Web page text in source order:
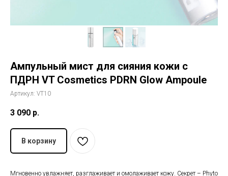
Ампульный мист для сияния кожи с
ПДРН VT Cosmetics PDRN Glow Ampoule
Артикул: VT10
3 090 р.
В корзину
Мгновенно увлажняет, разглаживает и омолаживает кожу. Секрет – Phyto
Блог
Контакты